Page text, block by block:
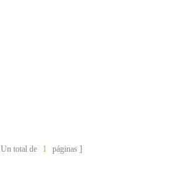
Un total de 1 páginas